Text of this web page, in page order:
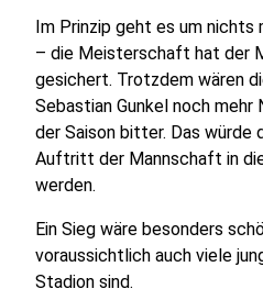
Im Prinzip geht es um
– die Meisterschaft hat der
gesichert. Trotzdem wären
Sebastian Gunkel noch mehr
der Saison bitter. Das würde
Auftritt der Mannschaft in
werden.
Ein Sieg wäre besonders
voraussichtlich auch viele
Stadion sind.